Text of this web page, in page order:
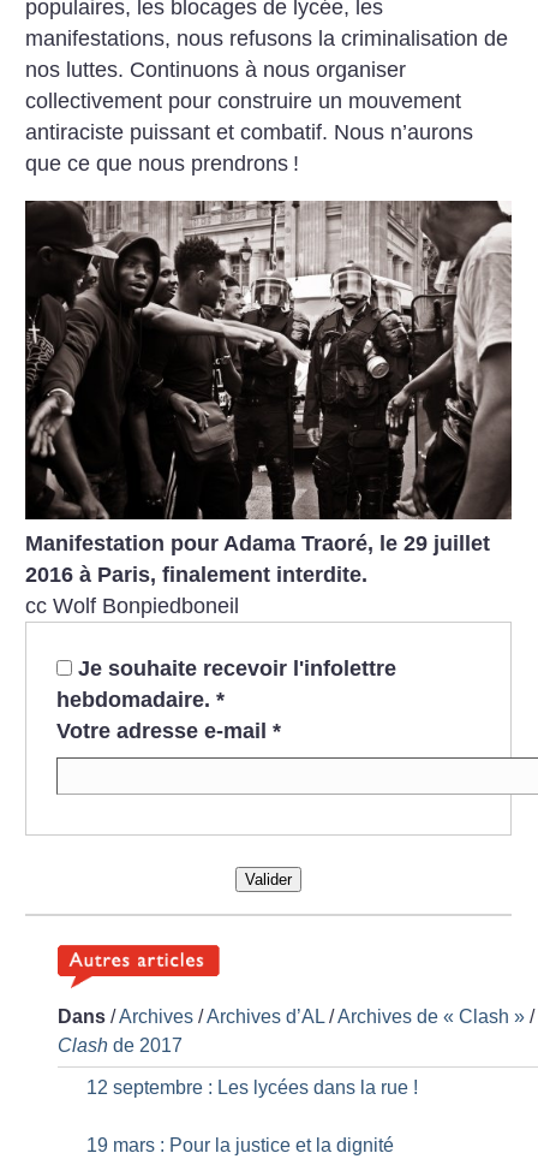
populaires, les blocages de lycée, les
manifestations, nous refusons la crimi­nalisation de
nos luttes. Continuons à nous organiser
collectivement pour construire un mouvement
antiraciste puissant et combatif. Nous n’aurons
que ce que nous prendrons !
Manifestation pour Adama Traoré, le 29 juillet
2016 à Paris, finalement interdite.
cc Wolf Bonpiedboneil
Je souhaite recevoir l'infolettre
hebdomadaire. *
Votre adresse e-mail *
Valider
Dans /Archives /Archives d’AL /Archives de « Clash » /
Clash de 2017
12 septembre : Les lycées dans la rue !
19 mars : Pour la justice et la dignité